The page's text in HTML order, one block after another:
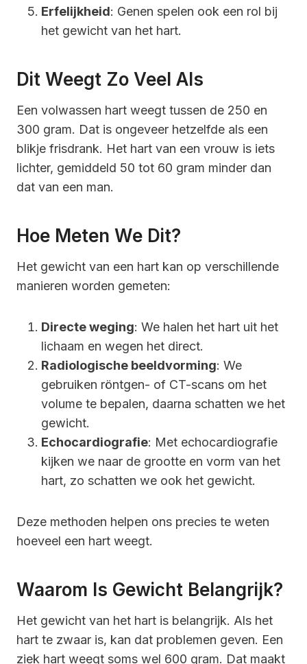
Erfelijkheid: Genen spelen ook een rol bij
het gewicht van het hart.
Dit Weegt Zo Veel Als
Een volwassen hart weegt tussen de 250 en
300 gram. Dat is ongeveer hetzelfde als een
blikje frisdrank. Het hart van een vrouw is iets
lichter, gemiddeld 50 tot 60 gram minder dan
dat van een man.
Hoe Meten We Dit?
Het gewicht van een hart kan op verschillende
manieren worden gemeten:
Directe weging: We halen het hart uit het
lichaam en wegen het direct.
Radiologische beeldvorming: We
gebruiken röntgen- of CT-scans om het
volume te bepalen, daarna schatten we het
gewicht.
Echocardiografie: Met echocardiografie
kijken we naar de grootte en vorm van het
hart, zo schatten we ook het gewicht.
Deze methoden helpen ons precies te weten
hoeveel een hart weegt.
Waarom Is Gewicht Belangrijk?
Het gewicht van het hart is belangrijk. Als het
hart te zwaar is, kan dat problemen geven. Een
ziek hart weegt soms wel 600 gram. Dat maakt